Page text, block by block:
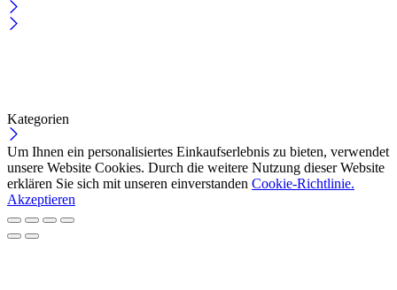
Kategorien
Um Ihnen ein personalisiertes Einkaufserlebnis zu bieten, verwendet
unsere Website Cookies. Durch die weitere Nutzung dieser Website
erklären Sie sich mit unseren einverstanden Cookie-Richtlinie.
Akzeptieren